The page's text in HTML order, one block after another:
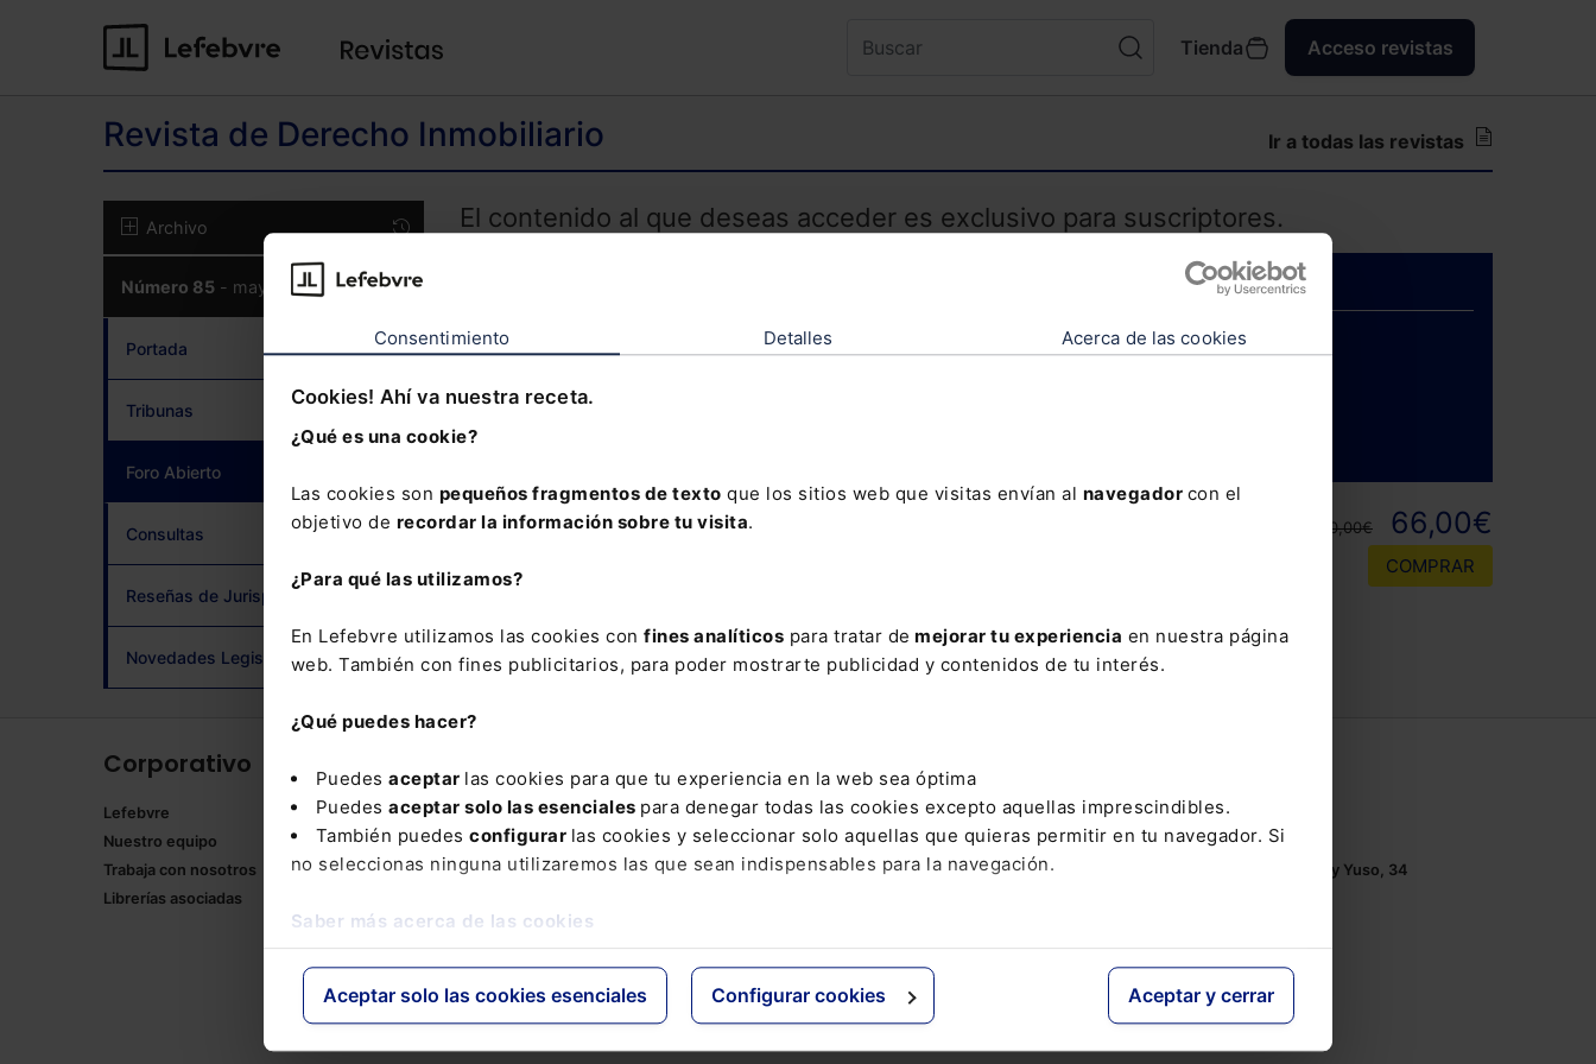
Consentimiento Detalles Acerca de las cookies
Cookies! Ahí va nuestra receta.
¿Qué es una cookie?
Las cookies son pequeños fragmentos de texto que los sitios web que visitas envían al navegador con el
objetivo de recordar la información sobre tu visita.
¿Para qué las utilizamos?
En Lefebvre utilizamos las cookies con fines analíticos para tratar de mejorar tu experiencia en nuestra página
web. También con fines publicitarios, para poder mostrarte publicidad y contenidos de tu interés.
¿Qué puedes hacer?
Puedes aceptar las cookies para que tu experiencia en la web sea óptima
Puedes aceptar solo las esenciales para denegar todas las cookies excepto aquellas imprescindibles.
También puedes configurar las cookies y seleccionar solo aquellas que quieras permitir en tu navegador. Si
no seleccionas ninguna utilizaremos las que sean indispensables para la navegación.
Saber más acerca de las cookies
Aceptar solo las cookies esenciales Configurar cookies Aceptar y cerrar
Tienda Acceso revistas
Revista de Derecho Inmobiliario Ir a todas las revistas
Archivo
Número 85 - mayo 2020
Portada
Tribunas
Foro Abierto
Consultas
Reseñas de Jurisprudencia
Novedades Legislativas
El contenido al que deseas acceder es exclusivo para suscriptores.
Si todavía no te has suscrito, no pierdas está oportunidad y
110,00€ 66,00€
COMPRAR
Corporativo
Lefebvre
Nuestro equipo
Trabaja con nosotros
Librerías asociadas
Productos
Mementos
Formularios Jurídicos
Manuales de Derecho
Mementos Expertos
Códigos Comentados
Grupo Lefebvre
ELS
El Derecho
Espacio Asesoría
Tel.: 91 210 80 00
Mándanos unemail
Monasterios de Suso y Yuso, 34